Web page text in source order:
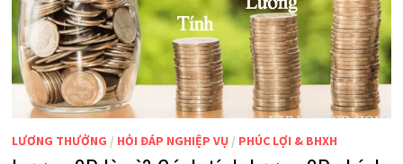
LƯƠNG THƯỞNG / HỎI ĐÁP NGHIỆP VỤ/ PHÚC LỢI & BHXH